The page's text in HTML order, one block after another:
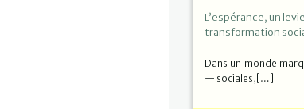
L’espérance, un
transformation
Dans un monde
— sociales,[…]